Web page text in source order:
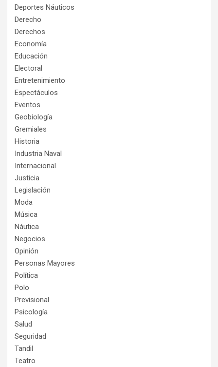
Deportes Náuticos
Derecho
Derechos
Economía
Educación
Electoral
Entretenimiento
Espectáculos
Eventos
Geobiología
Gremiales
Historia
Industria Naval
Internacional
Justicia
Legislación
Moda
Música
Náutica
Negocios
Opinión
Personas Mayores
Política
Polo
Previsional
Psicología
Salud
Seguridad
Tandil
Teatro